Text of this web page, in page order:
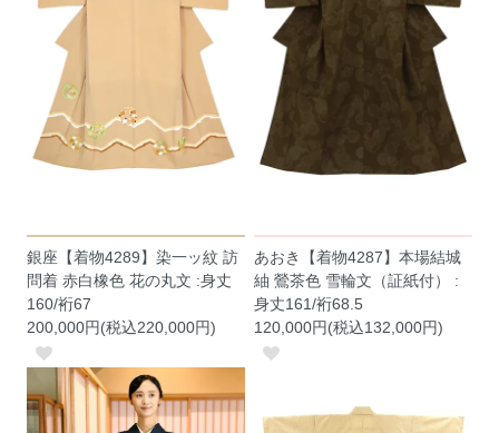
銀座【着物4289】染一ッ紋 訪
問着 赤白橡色 花の丸文 :身丈
160/裄67
200,000円(税込220,000円)
あおき【着物4287】本場結城
紬 鶯茶色 雪輪文（証紙付） :
身丈161/裄68.5
120,000円(税込132,000円)